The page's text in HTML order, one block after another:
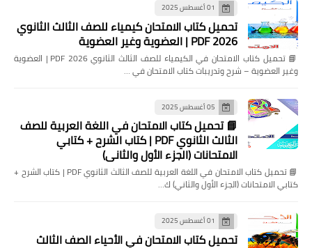
01 أغسطس 2025
تحميل كتاب الامتحان كيمياء للصف الثالث الثانوي
2026 PDF | العضوية وغير العضوية
📘 تحميل كتاب الامتحان في الكيمياء للصف الثالث الثانوي 2026 PDF | العضوية
وغير العضوية – شرح وتدريبات كتاب الامتحان في …
05 أغسطس 2025
📘 تحميل كتاب الامتحان في اللغة العربية للصف
الثالث الثانوي PDF | كتاب الشرح + كتابي
الامتحانات (الجزء الأول والثاني)
📘 تحميل كتاب الامتحان في اللغة العربية للصف الثالث الثانوي PDF | كتاب الشرح +
كتابي الامتحانات (الجزء الأول والثاني) ك…
01 أغسطس 2025
تحميل كتاب الامتحان في الأحياء الصف الثالث